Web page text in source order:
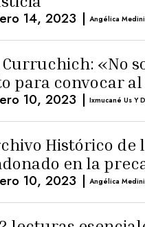
14, 2023 | Angélica
Curruchich: «No
para convocar
10, 2023 | Ixmucané Us Y
Histórico de
en la
10, 2023 | Angélica